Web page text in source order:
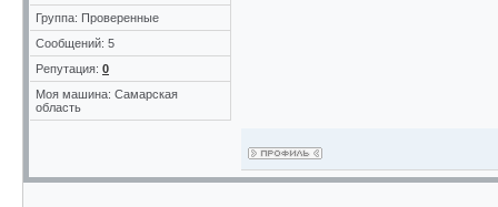
Группа: Проверенные
Сообщений: 5
Репутация: 0
Моя машина: Самарская
область